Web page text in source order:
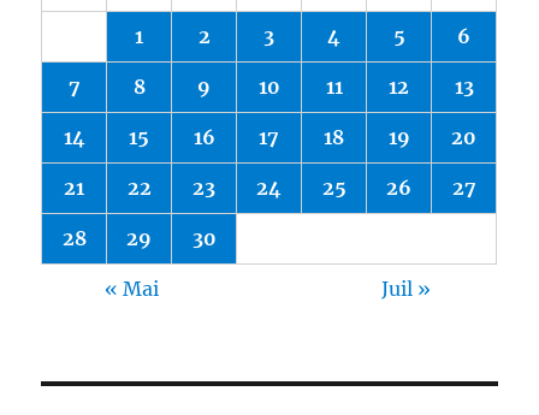
1 2 3 4 5 6
7 8 9 10 11 12 13
14 15 16 17 18 19 20
21 22 23 24 25 26 27
28 29 30
« Mai Juil »